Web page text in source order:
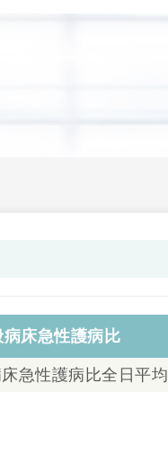
病床急性護病比
急性護病比全日平均